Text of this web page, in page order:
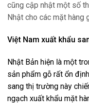
cũng cập nhật một số
Nhật cho các mặt hàng
Việt Nam xuất khẩu
Nhật Bản hiện là một
sản phẩm gỗ rất ổn
sang thị trường này
ngạch xuất khẩu mặt